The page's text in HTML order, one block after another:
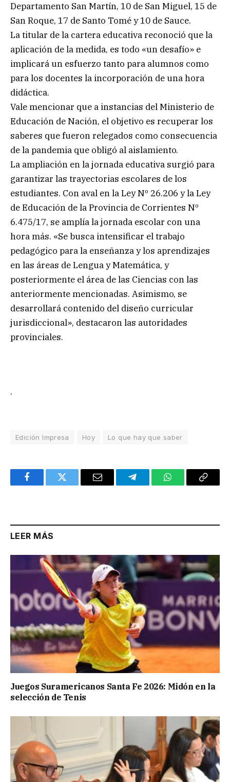
Departamento San Martín, 10 de San Miguel, 15 de
San Roque, 17 de Santo Tomé y 10 de Sauce.
La titular de la cartera educativa reconoció que la
aplicación de la medida, es todo «un desafío» e
implicará un esfuerzo tanto para alumnos como
para los docentes la incorporación de una hora
didáctica.
Vale mencionar que a instancias del Ministerio de
Educación de Nación, el objetivo es recuperar los
saberes que fueron relegados como consecuencia
de la pandemia que obligó al aislamiento.
La ampliación en la jornada educativa surgió para
garantizar las trayectorias escolares de los
estudiantes. Con aval en la Ley Nº 26.206 y la Ley
de Educación de la Provincia de Corrientes Nº
6.475/17, se amplía la jornada escolar con una
hora más. «Se busca intensificar el trabajo
pedagógico para la enseñanza y los aprendizajes
en las áreas de Lengua y Matemática, y
posteriormente el área de las Ciencias con las
anteriormente mencionadas. Asimismo, se
desarrollará contenido del diseño curricular
jurisdiccional», destacaron las autoridades
provinciales.
.
Edición Impresa Hoy Lo que hay que saber
FacebookTwitter Email TelegramWhatsAppCopy
LEER MÁS
Juegos Suramericanos Santa Fe 2026: Midón en la
selección de Tenis